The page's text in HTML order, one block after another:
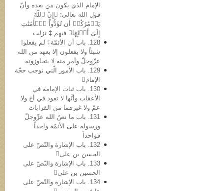
الإمام الذي یکون من بعده وأنّ
قول الله تعالى: ﴿إِنَّ ٱللَّهَ
يَأۡمُرُكُمۡ أَن تُؤَدُّواْ ٱلۡأَمَٰنَٰتِ
إِلَىٰٓ أَهۡلِهَا﴾ فیهم ‡ نزلت
128. باب أن الأئمّة‡ لم یفعلوا
شیئاً ولا یفعلون إلا بعهد من الله
عزّوجلّ وأمر منه لا یتجاوزونه
129. باب الأمور الّتي توجب حجّة
الإمام
130. باب ثبات الإمامة في
الأعقاب وأنَّها لا تعود في أخ ولا
عمّ ولا غیرهما من القرابات
131. باب ما نصّ الله عزّوجلّ
ورسوله علی الأئمّة واحداً
فواحداً
132. باب الإشارة والنّصّ على
الحسن بن علی
133. باب الإشارة والنّصّ علی
الحسین بن علی
134. باب الإشارة والنّصّ علی